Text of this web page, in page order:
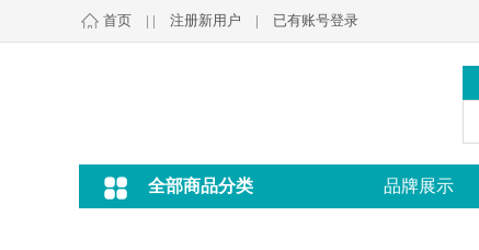
首页 | | 注册新用户 | 已有账号登录
全部商品分类 品牌展示